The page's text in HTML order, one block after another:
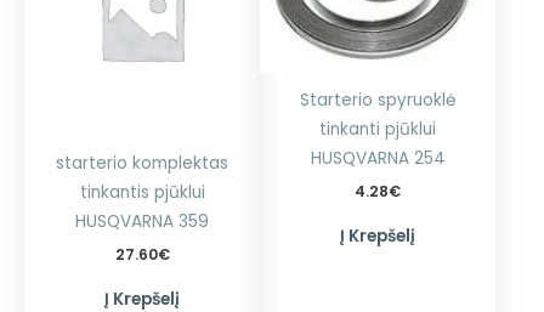
starterio komplektas
tinkantis pjūklui
HUSQVARNA 359
27.60€
Į Krepšelį
Starterio spyruoklė
tinkanti pjūklui
HUSQVARNA 254
4.28€
Į Krepšelį